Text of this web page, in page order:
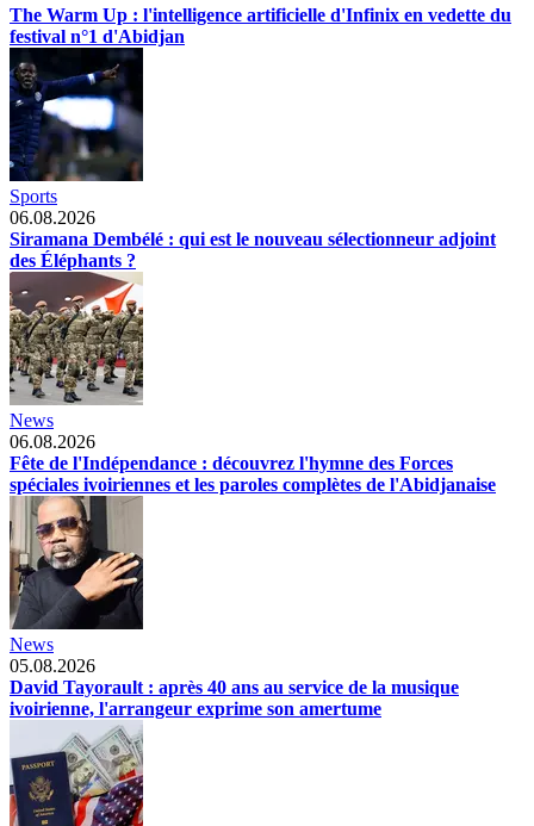
The Warm Up : l'intelligence artificielle d'Infinix en vedette du
festival n°1 d'Abidjan
Sports
06.08.2026
Siramana Dembélé : qui est le nouveau sélectionneur adjoint
des Éléphants ?
News
06.08.2026
Fête de l'Indépendance : découvrez l'hymne des Forces
spéciales ivoiriennes et les paroles complètes de l'Abidjanaise
News
05.08.2026
David Tayorault : après 40 ans au service de la musique
ivoirienne, l'arrangeur exprime son amertume